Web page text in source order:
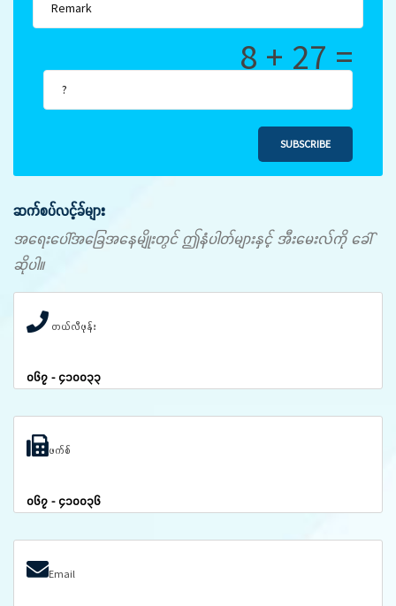
8 + 27 =
SUBSCRIBE
ဆက်စပ်လင့်ခ်များ
အရေးပေါ်အခြေအနေမျိုးတွင် ဤနံပါတ်များနှင့် အီးမေးလ်ကို ခေါ်
ဆိုပါ။
တယ်လီဖုန်း
၀၆၇ - ၄၁၀၀၃၃
ဖက်စ်
၀၆၇ - ၄၁၀၀၃၆
Email